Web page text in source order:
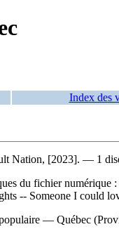
Index des
Nation, [2023]. — 1
du fichier
-- Someone I could
— Québec